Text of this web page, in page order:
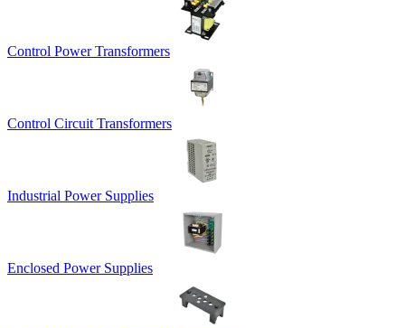
Control Power Transformers
Control Circuit Transformers
Industrial Power Supplies
Enclosed Power Supplies